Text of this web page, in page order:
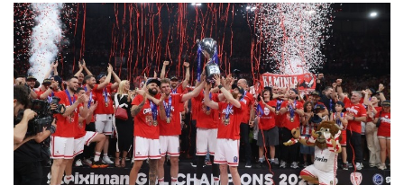
w13-233931GPAN2798.JPG